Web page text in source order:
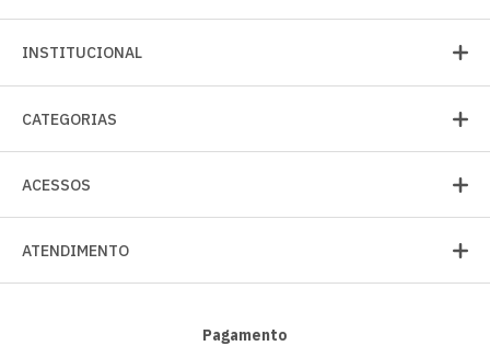
INSTITUCIONAL
CATEGORIAS
ACESSOS
ATENDIMENTO
Pagamento